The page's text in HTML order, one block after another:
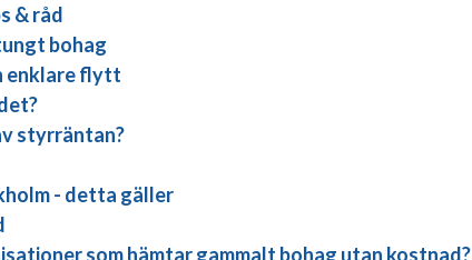
& råd
bohag
enklare flytt
styrräntan?
- detta gäller
som hämtar gammalt bohag utan kostnad?